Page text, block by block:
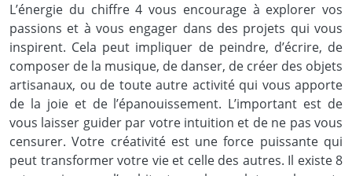
L’énergie du chiffre 4 vous encourage à explorer vos
passions et à vous engager dans des projets qui vous
inspirent. Cela peut impliquer de peindre, d’écrire, de
composer de la musique, de danser, de créer des objets
artisanaux, ou de toute autre activité qui vous apporte
de la joie et de l’épanouissement. L’important est de
vous laisser guider par votre intuition et de ne pas vous
censurer. Votre créativité est une force puissante qui
peut transformer votre vie et celle des autres. Il existe 8